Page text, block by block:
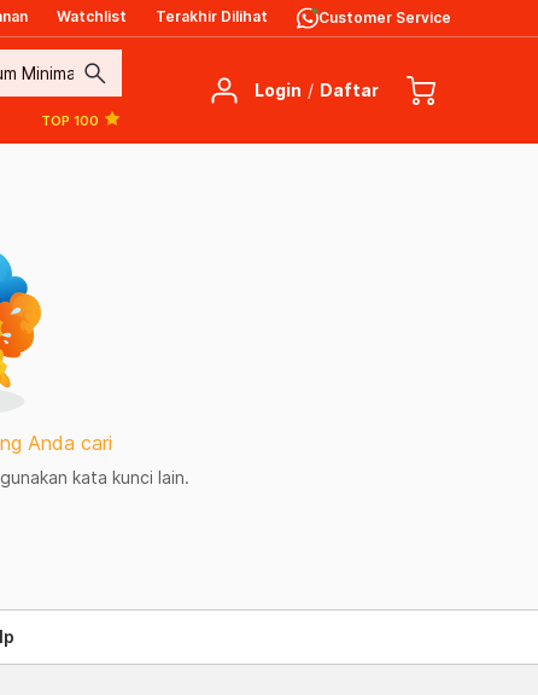
Watchlist Terakhir Dilihat Customer Service
search
TOP 100
Login / Daftar
Anda cari
kata kunci lain.